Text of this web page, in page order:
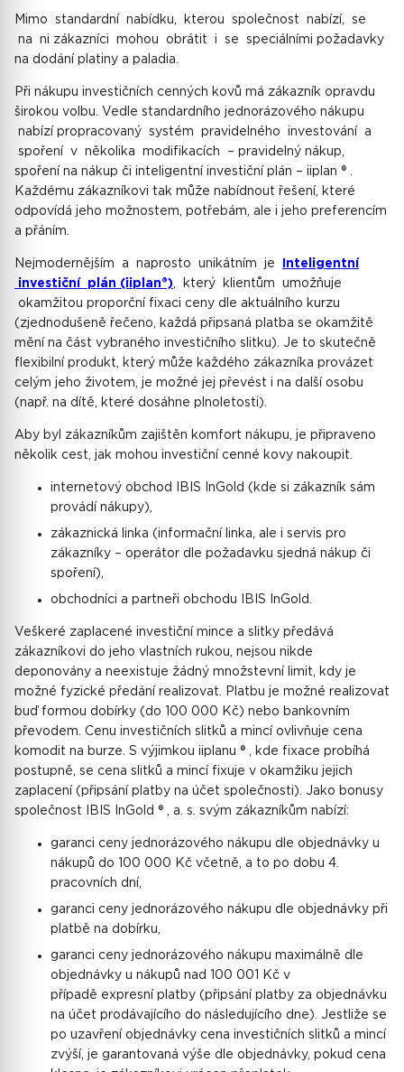
Mimo standardní nabídku, kterou společnost nabízí, se
na ni zákazníci mohou obrátit i se speciálními požadavky
na dodání platiny a paladia.
Při nákupu investičních cenných kovů má zákazník opravdu
širokou volbu. Vedle standardního jednorázového nákupu
nabízí propracovaný systém pravidelného investování a
spoření v několika modifikacích – pravidelný nákup,
spoření na nákup či inteligentní investiční plán – iiplan ® .
Každému zákazníkovi tak může nabídnout řešení, které
odpovídá jeho možnostem, potřebám, ale i jeho preferencím
a přáním.
Nejmodernějším a naprosto unikátním je
Inteligentní
investiční plán (iiplan®), který klientům umožňuje
okamžitou proporční fixaci ceny dle aktuálního kurzu
(zjednodušeně řečeno, každá připsaná platba se okamžitě
mění na část vybraného investičního slitku). Je to skutečně
flexibilní produkt, který může každého zákazníka provázet
celým jeho životem, je možné jej převést i na další osobu
(např. na dítě, které dosáhne plnoletosti).
Aby byl zákazníkům zajištěn komfort nákupu, je připraveno
několik cest, jak mohou investiční cenné kovy nakoupit.
internetový obchod IBIS InGold (kde si zákazník sám
provádí nákupy),
zákaznická linka (informační linka, ale i servis pro
zákazníky – operátor dle požadavku sjedná nákup či
spoření),
obchodníci a partneři obchodu IBIS InGold.
Veškeré zaplacené investiční mince a slitky předává
zákazníkovi do jeho vlastních rukou, nejsou nikde
deponovány a neexistuje žádný množstevní limit, kdy je
možné fyzické předání realizovat. Platbu je možné realizovat
buď formou dobírky (do 100 000 Kč) nebo bankovním
převodem. Cenu investičních slitků a mincí ovlivňuje cena
komodit na burze. S výjimkou iiplanu ® , kde fixace probíhá
postupně, se cena slitků a mincí fixuje v okamžiku jejich
zaplacení (připsání platby na účet společnosti). Jako bonusy
společnost IBIS InGold ® , a. s. svým zákazníkům nabízí:
garanci ceny jednorázového nákupu dle objednávky u
nákupů do 100 000 Kč včetně, a to po dobu 4.
pracovních dní,
garanci ceny jednorázového nákupu dle objednávky při
platbě na dobírku,
garanci ceny jednorázového nákupu maximálně dle
objednávky u nákupů nad 100 001 Kč v
případě expresní platby (připsání platby za objednávku
na účet prodávajícího do následujícího dne). Jestliže se
po uzavření objednávky cena investičních slitků a mincí
zvýší, je garantovaná výše dle objednávky, pokud cena